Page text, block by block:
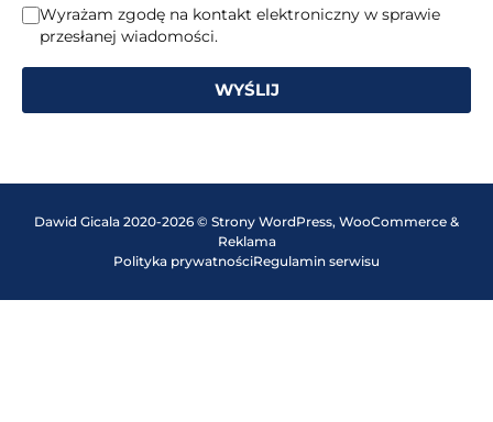
Wyrażam zgodę na kontakt elektroniczny w sprawie
przesłanej wiadomości.
WYŚLIJ
Dawid Gicala 2020-2026 © Strony WordPress, WooCommerce &
Reklama
Polityka prywatnościRegulamin serwisu